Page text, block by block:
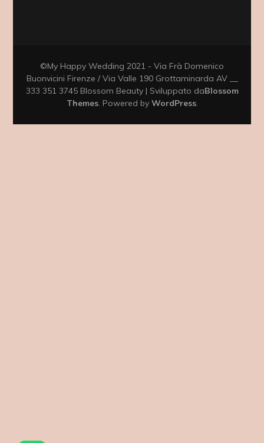
©My Happy Wedding 2021 - Via Frà Domenico
Buonvicini Firenze / Via Valle 190 Grottaminarda AV __
333 351 3745 Blossom Beauty | Sviluppato daBlossom
Themes. Powered by WordPress.